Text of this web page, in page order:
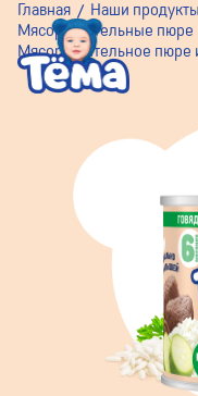
Главная Наши продукты
Мясорастительные пюре
Мясорастительное пюре